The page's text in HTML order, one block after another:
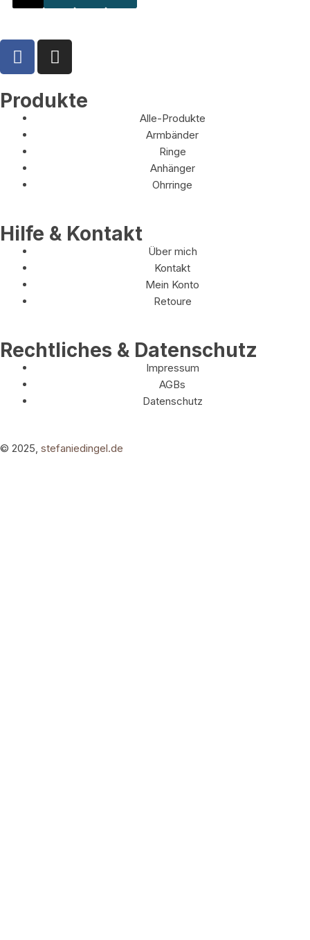
Produkte
Alle-Produkte
Armbänder
Ringe
Anhänger
Ohrringe
Hilfe & Kontakt
Über mich
Kontakt
Mein Konto
Retoure
Rechtliches & Datenschutz
Impressum
AGBs
Datenschutz
© 2025, stefaniedingel.de